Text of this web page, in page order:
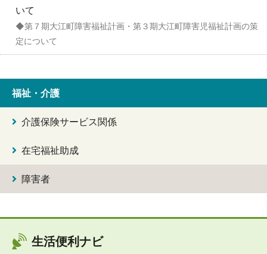
いて
◆第７期大江町障害福祉計画・第３期大江町障害児福祉計画の策
定について
福祉・介護
介護保険サービス関係
在宅福祉助成
障害者
生活便利ナビ